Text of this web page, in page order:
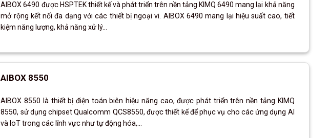
AIBOX 6490 được HSPTEK thiết kế và phát triển trên nền tảng KIMQ 6490 mang lại khả năng
mở rộng kết nối đa dạng với các thiết bị ngoại vi. AIBOX 6490 mang lại hiệu suất cao, tiết
kiệm năng lượng, khả năng xử lý...
AIBOX 8550
AIBOX 8550 là thiết bị điện toán biên hiệu năng cao, được phát triển trên nền tảng KIMQ
8550, sử dụng chipset Qualcomm QCS8550, được thiết kế để phục vụ cho các ứng dụng AI
và IoT trong các lĩnh vực như tự động hóa,...